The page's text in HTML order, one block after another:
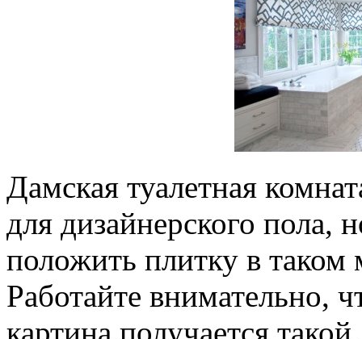
Дамская туалетная
для дизайнерского пола,
положить плитку в таком
Работайте внимательно,
картина получается